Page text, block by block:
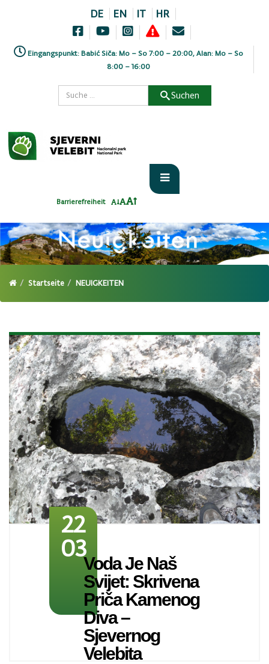
DE EN IT HR
Eingangspunkt: Babić Siča: Mo – So 7:00 – 20:00, Alan: Mo – So
8:00 – 16:00
Suchen
Barrierefreiheit
Startseite NEUIGKEITEN
22
03
Voda Je Naš
Svijet: Skrivena
Priča Kamenog
Diva –
Sjevernog
Velebita